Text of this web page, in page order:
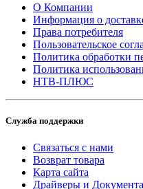
О Компании
Информация о
Права потребителя
Пользовательское
Политика обработки
Политика
НТВ-ПЛЮС
Служба поддержки
Связаться с нами
Возврат товара
Карта сайта
Драйверы и